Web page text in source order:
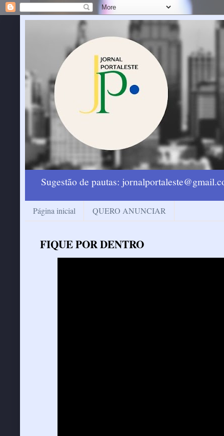
Sugestão de pautas:
Página inicial QUERO ANUNCIAR
FIQUE POR DENTRO